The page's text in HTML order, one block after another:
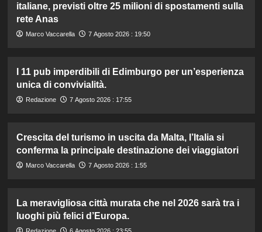
italiane, previsti oltre 25 milioni di spostamenti sulla
rete Anas
Marco Vaccarella 7 Agosto 2026 : 19:50
I 11 pub imperdibili di Edimburgo per un’esperienza
unica di convivialità.
Redazione 7 Agosto 2026 : 17:55
Crescita del turismo in uscita da Malta, l’Italia si
conferma la principale destinazione dei viaggiatori
Marco Vaccarella 7 Agosto 2026 : 1:55
La meravigliosa città murata che nel 2026 sarà tra i
luoghi più felici d’Europa.
Redazione 6 Agosto 2026 : 23:55